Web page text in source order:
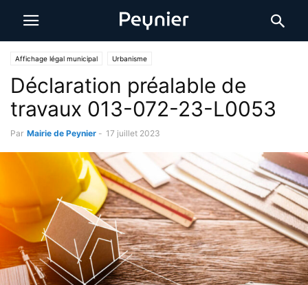
Affichage légal municipal Urbanisme
Déclaration préalable de
travaux 013-072-23-L0053
Par Mairie de Peynier - 17 juillet 2023